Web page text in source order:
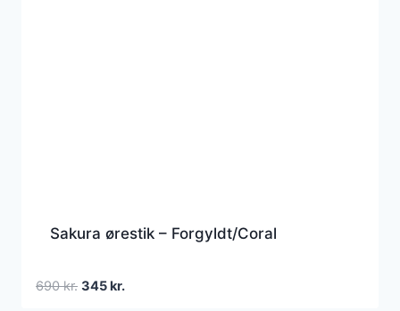
Sakura ørestik – Forgyldt/Coral
690kr. Den
345kr.Den